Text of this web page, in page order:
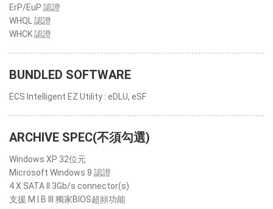
ErP/EuP 認證
WHQL 認證
WHCK 認證
BUNDLED SOFTWARE
ECS Intelligent EZ Utility : eDLU, eSF
ARCHIVE SPEC(不須勾選)
Windows XP 32位元
Microsoft Windows 8 認證
4 X SATA II 3Gb/s connector(s)
支援 M.I.B III 獨家BIOS超頻功能